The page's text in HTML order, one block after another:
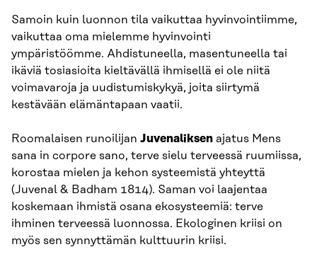
Samoin kuin luonnon tila vaikuttaa hyvinvointiimme,
vaikuttaa oma mielemme hyvinvointi
ympäristöömme. Ahdistuneella, masentuneella tai
ikäviä tosiasioita kieltävällä ihmisellä ei ole niitä
voimavaroja ja uudistumiskykyä, joita siirtymä
kestävään elämäntapaan vaatii.
Roomalaisen runoilijan Juvenaliksen ajatus Mens
sana in corpore sano, terve sielu terveessä ruumiissa,
korostaa mielen ja kehon systeemistä yhteyttä
(Juvenal & Badham 1814). Saman voi laajentaa
koskemaan ihmistä osana ekosysteemiä: terve
ihminen terveessä luonnossa. Ekologinen kriisi on
myös sen synnyttämän kulttuurin kriisi.